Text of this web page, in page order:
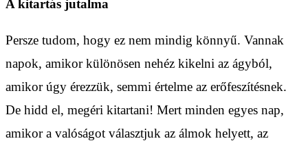
A kitartás jutalma
Persze tudom, hogy ez nem mindig könnyű. Vannak
napok, amikor különösen nehéz kikelni az ágyból,
amikor úgy érezzük, semmi értelme az erőfeszítésnek.
De hidd el, megéri kitartani! Mert minden egyes nap,
amikor a valóságot választjuk az álmok helyett, az